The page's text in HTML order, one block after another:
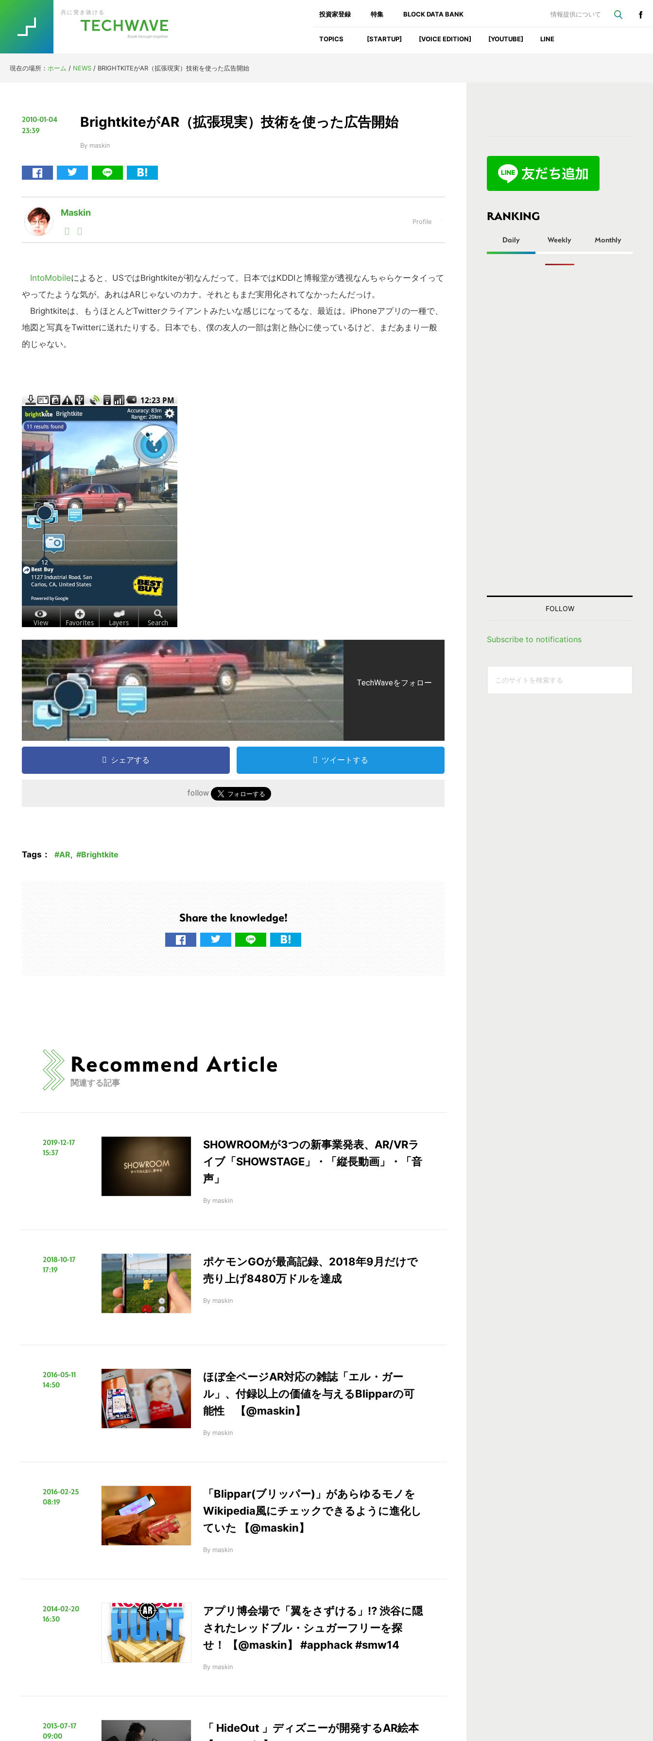
to
primary
to
main
to
primary
to
footer
投資家登録 特集 BLOCK DATA BANK 情報提供について
共に突き抜ける
TOPICS [STARTUP] [VOICE EDITION] [YOUTUBE] LINE
現在の場所： ホーム / NEWS / BRIGHTKITEがAR（拡張現実）技術を使った広告開始
2010-01-04
23:39
BrightkiteがAR（拡張現実）技術を使った広告開始
By maskin
Maskin
1990年代初頭から記者としてまた起業家としてITスタートアップ業界のハードウェアからソフトウェアの事業創出に関わ
る。シリコンバレーやEU等でのスタートアップを経験。日本ではネットエイジ等に所属、大手企業の新規事業創出に協
IntoMobileによると、USではBrightkiteが初なんだって。日本ではKDDIと博報堂が透視なんちゃらケータイって
やってたような気が。あれはARじゃないのカナ。それともまだ実用化されてなかったんだっけ。
Brightkiteは、もうほとんどTwitterクライアントみたいな感じになってるな、最近は。iPhoneアプリの一種で、
地図と写真をTwitterに送れたりする。日本でも、僕の友人の一部は割と熱心に使っているけど、まだあまり一般
的じゃない。
TechWaveをフォロー
シェアする ツイートする
follow
Tags： AR, Brightkite
Share the knowledge!
Recommend Article
関連する記事
2019-12-17
15:37
SHOWROOMが3つの新事業発表、AR/VRラ
イブ「SHOWSTAGE」・「縦長動画」・「音
声」
By maskin
2018-10-17
17:19
ポケモンGOが最高記録、2018年9月だけで
売り上げ8480万ドルを達成
By maskin
2016-05-11
14:50
ほぼ全ページAR対応の雑誌「エル・ガー
ル」、付録以上の価値を与えるBlipparの可
能性 【@maskin】
By maskin
2016-02-25
08:19
「Blippar(ブリッパー)」があらゆるモノを
Wikipedia風にチェックできるように進化し
ていた 【@maskin】
By maskin
2014-02-20
16:30
アプリ博会場で「翼をさずける」!? 渋谷に隠
されたレッドブル・シュガーフリーを探
せ！ 【@maskin】 #apphack #smw14
By maskin
2013-07-17
09:00
「 HideOut 」ディズニーが開発するAR絵本
サ
イ
バ
RANKING
Daily Weekly Monthly
FOLLOW
Subscribe to notifications
を
検
索
す
る